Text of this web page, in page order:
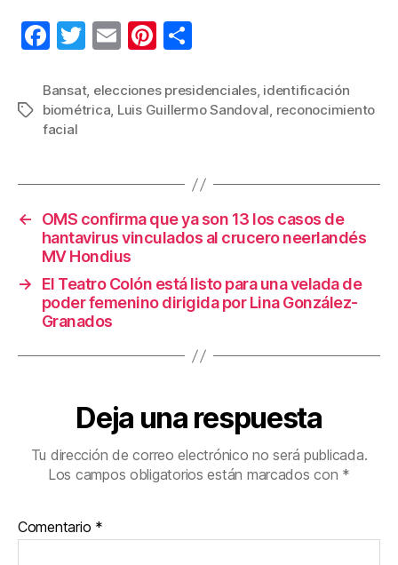
F
c
e
o
o
k
T
tt
er
E
ail
Pi
er
e
m
p
tir
Etiquetas
Bansat, elecciones presidenciales, identificación
biométrica, Luis Guillermo Sandoval, reconocimiento
facial
←
OMS confirma que ya son 13 los casos de
hantavirus vinculados al crucero neerlandés
MV Hondius
→
El Teatro Colón está listo para una velada de
poder femenino dirigida por Lina González-
Granados
Deja una respuesta
Tu dirección de correo electrónico no será publicada.
Los campos obligatorios están marcados con *
Comentario *